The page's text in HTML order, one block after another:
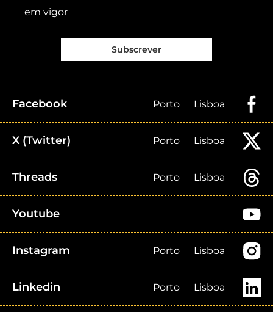
em vigor
Subscrever
Facebook Porto Lisboa
X (Twitter) Porto Lisboa
Threads Porto Lisboa
Youtube
Instagram Porto Lisboa
Linkedin Porto Lisboa